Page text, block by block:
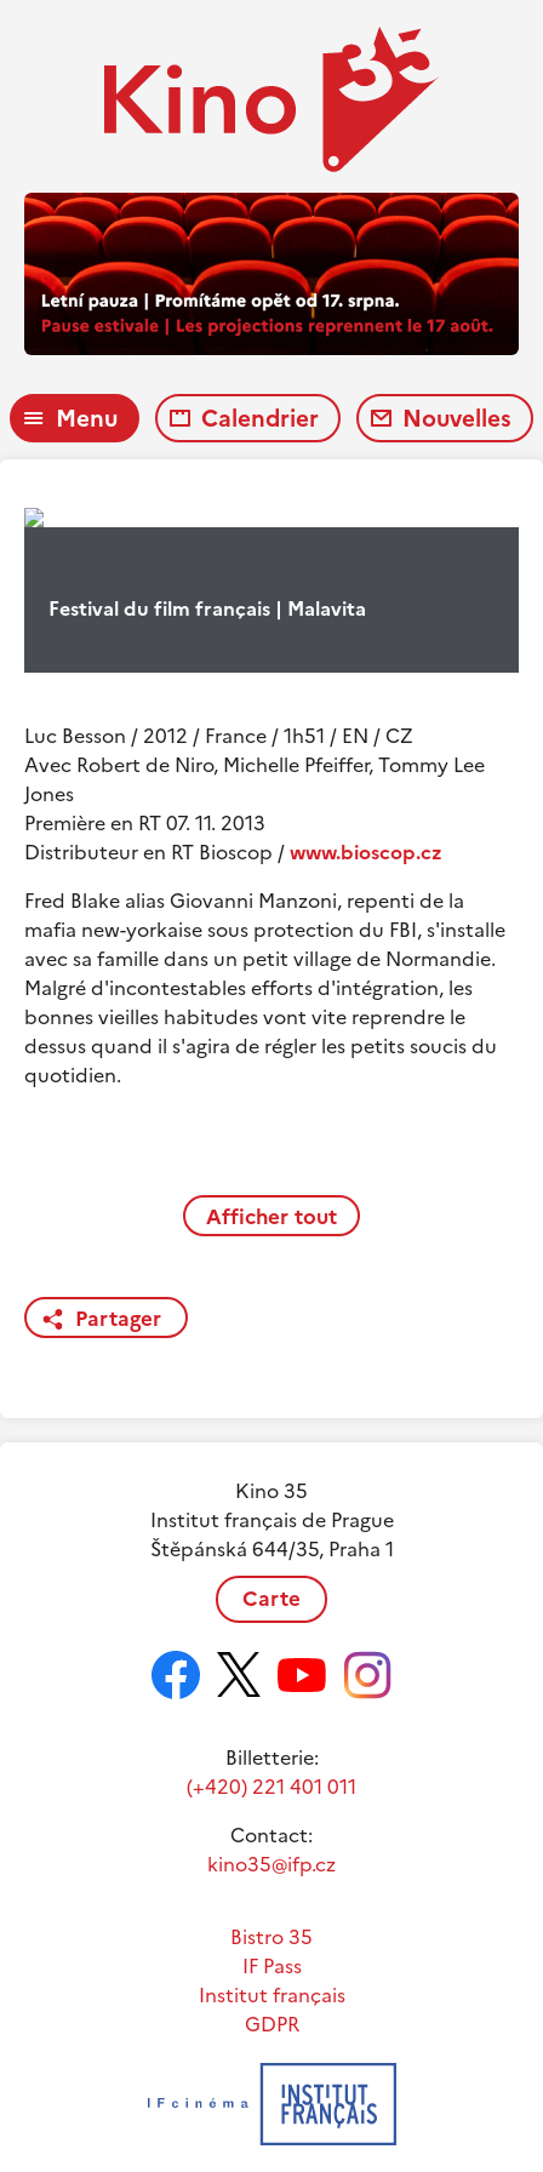
Menu Calendrier Nouvelles
Festival du film français | Malavita
Luc Besson / 2012 / France / 1h51 / EN / CZ
Avec Robert de Niro, Michelle Pfeiffer, Tommy Lee
Jones
Première en RT 07. 11. 2013
Distributeur en RT Bioscop /www.bioscop.cz
Fred Blake alias Giovanni Manzoni, repenti de la
mafia new-yorkaise sous protection du FBI, s'installe
avec sa famille dans un petit village de Normandie.
Malgré d'incontestables efforts d'intégration, les
bonnes vieilles habitudes vont vite reprendre le
dessus quand il s'agira de régler les petits soucis du
quotidien.
Afficher tout
Partager
Kino 35
Institut français de Prague
Štěpánská 644/35, Praha 1
Carte
Billetterie:
(+420) 221 401 011
Contact:
kino35@ifp.cz
Bistro 35
IF Pass
Institut français
GDPR